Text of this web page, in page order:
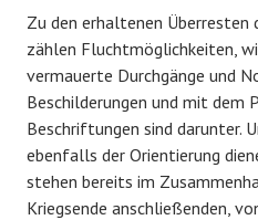
Zu den erhaltenen
zählen Fluchtmöglichkeiten,
vermauerte Durchgänge und
Beschilderungen und mit dem
Beschriftungen sind darunter.
ebenfalls der Orientierung
stehen bereits im
Kriegsende anschließenden,